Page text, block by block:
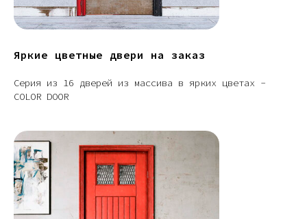
Яркие цветные двери на заказ
Серия из 16 дверей из массива в ярких цветах -
COLOR DOOR